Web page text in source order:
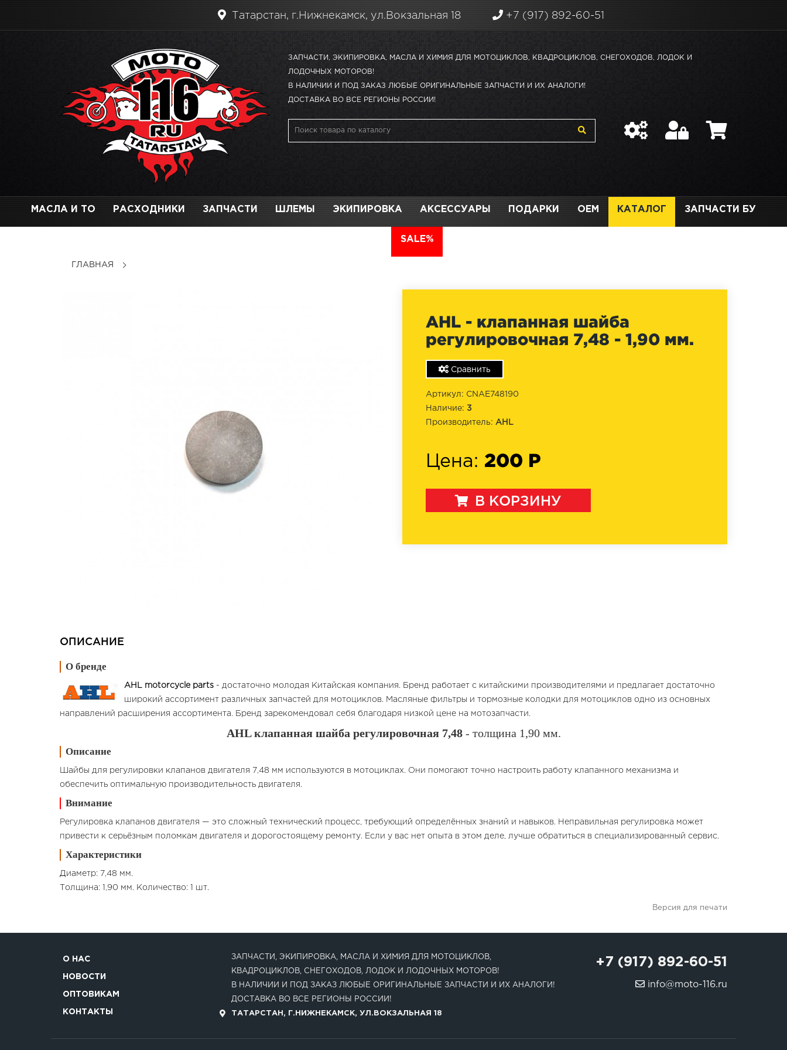
Татарстан, г.Нижнекамск, ул.Вокзальная 18 +7 (917) 892-60-51
ЗАПЧАСТИ, ЭКИПИРОВКА, МАСЛА И ХИМИЯ ДЛЯ МОТОЦИКЛОВ, КВАДРОЦИКЛОВ, СНЕГОХОДОВ, ЛОДОК И
ЛОДОЧНЫХ МОТОРОВ!
В НАЛИЧИИ И ПОД ЗАКАЗ ЛЮБЫЕ ОРИГИНАЛЬНЫЕ ЗАПЧАСТИ И ИХ АНАЛОГИ!
ДОСТАВКА ВО ВСЕ РЕГИОНЫ РОССИИ!
МАСЛА И ТО РАСХОДНИКИ ЗАПЧАСТИ ШЛЕМЫ ЭКИПИРОВКА АКСЕССУАРЫ ПОДАРКИ OEM КАТАЛОГ ЗАПЧАСТИ БУ
SALE%
ГЛАВНАЯ
AHL - клапанная шайба
регулировочная 7,48 - 1,90 мм.
Сравнить
Артикул: CNAE748190
Наличие: 3
Производитель: AHL
Цена: 200 Р
В КОРЗИНУ
ОПИСАНИЕ
О бренде
AHL motorcycle parts - достаточно молодая Китайская компания. Бренд работает с китайскими производителями и предлагает достаточно
широкий ассортимент различных запчастей для мотоциклов. Масляные фильтры и тормозные колодки для мотоциклов одно из основных
направлений расширения ассортимента. Бренд зарекомендовал себя благодаря низкой цене на мотозапчасти.
AHL клапанная шайба регулировочная 7,48- толщина 1,90 мм.
Описание
Шайбы для регулировки клапанов двигателя 7,48 мм используются в мотоциклах. Они помогают точно настроить работу клапанного механизма и
обеспечить оптимальную производительность двигателя.
Внимание
Регулировка клапанов двигателя — это сложный технический процесс, требующий определённых знаний и навыков. Неправильная регулировка может
привести к серьёзным поломкам двигателя и дорогостоящему ремонту. Если у вас нет опыта в этом деле, лучше обратиться в специализированный сервис.
Характеристики
Диаметр: 7,48 мм.
Толщина: 1,90 мм. Количество: 1 шт.
Версия для печати
О НАС
НОВОСТИ
ОПТОВИКАМ
КОНТАКТЫ
ЗАПЧАСТИ, ЭКИПИРОВКА, МАСЛА И ХИМИЯ ДЛЯ МОТОЦИКЛОВ,
КВАДРОЦИКЛОВ, СНЕГОХОДОВ, ЛОДОК И ЛОДОЧНЫХ МОТОРОВ!
В НАЛИЧИИ И ПОД ЗАКАЗ ЛЮБЫЕ ОРИГИНАЛЬНЫЕ ЗАПЧАСТИ И ИХ АНАЛОГИ!
ДОСТАВКА ВО ВСЕ РЕГИОНЫ РОССИИ!
ТАТАРСТАН, Г.НИЖНЕКАМСК, УЛ.ВОКЗАЛЬНАЯ 18
+7 (917) 892-60-51
info@moto-116.ru